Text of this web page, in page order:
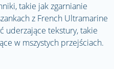
takie jak zgarnianie
z French Ultramarine
uderzające tekstury, takie
w mszystych przejściach.